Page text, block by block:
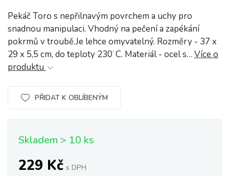
Pekáč Toro s nepřilnavým povrchem a uchy pro
snadnou manipulaci. Vhodný na pečení a zapékání
pokrmů v troubě.Je lehce omyvatelný. Rozměry - 37 x
29 x 5,5 cm, do teploty 230˙C. Materiál - ocel s… Více o
produktu
PŘIDAT K OBLÍBENÝM
Skladem > 10 ks
229 Kč s DPH